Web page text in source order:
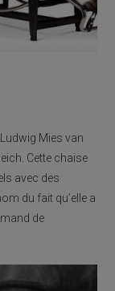
Mies van
Cette chaise
avec des
du fait qu’elle a
de